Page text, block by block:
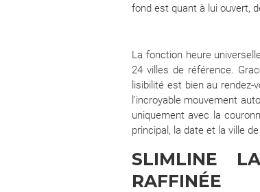
fond est quant à lui ouvert,
La fonction heure
24 villes de référence.
lisibilité est bien au
l’incroyable mouvement
uniquement avec la
principal, la date et la ville
SLIMLINE
RAFFINÉE